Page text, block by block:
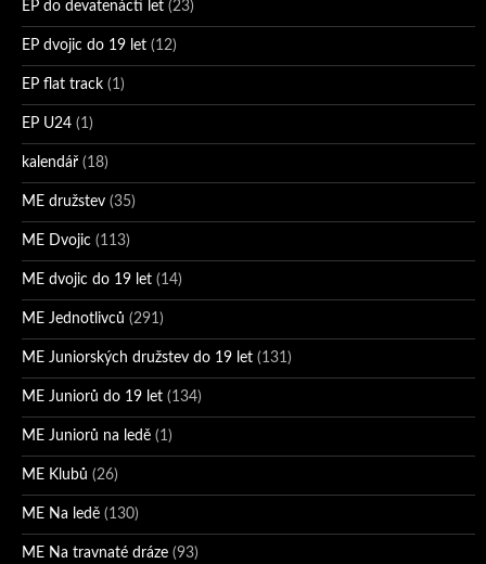
EP do devatenácti let (23)
EP dvojic do 19 let (12)
EP flat track (1)
EP U24 (1)
kalendář (18)
ME družstev (35)
ME Dvojic (113)
ME dvojic do 19 let (14)
ME Jednotlivců (291)
ME Juniorských družstev do 19 let (131)
ME Juniorů do 19 let (134)
ME Juniorů na ledě (1)
ME Klubů (26)
ME Na ledě (130)
ME Na travnaté dráze (93)